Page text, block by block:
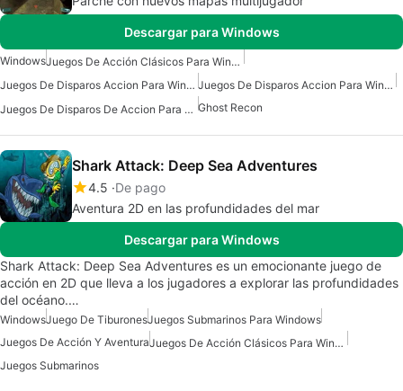
Descargar para Windows
Windows
Juegos De Acción Clásicos Para Windows
Juegos De Disparos Accion Para Windows 10
Juegos De Disparos Accion Para Windows 7
Juegos De Disparos De Accion Para Windows Ghost Recon
Shark Attack: Deep Sea Adventures
4.5 De pago
Aventura 2D en las profundidades del mar
Descargar para Windows
Shark Attack: Deep Sea Adventures es un emocionante juego de
acción en 2D que lleva a los jugadores a explorar las profundidades
del océano.…
WindowsJuego De TiburonesJuegos Submarinos Para Windows
Juegos De Acción Y Aventura
Juegos De Acción Clásicos Para Windows
Juegos Submarinos